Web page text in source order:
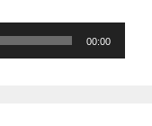
00:00